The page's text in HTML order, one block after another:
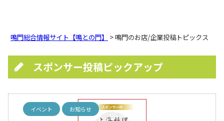
鳴門総合情報サイト【鳴との門】 > 鳴門のお店/企業投稿トピックス
スポンサー投稿ピックアップ
イベント お知らせ